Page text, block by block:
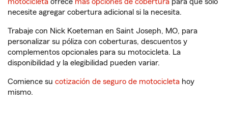
necesite agregar cobertura adicional si la necesita.
Trabaje con Nick Koeteman en Saint Joseph, MO, para
personalizar su póliza con coberturas, descuentos y
complementos opcionales para su motocicleta. La
disponibilidad y la elegibilidad pueden variar.
Comience su cotización de seguro de motocicleta hoy
mismo.